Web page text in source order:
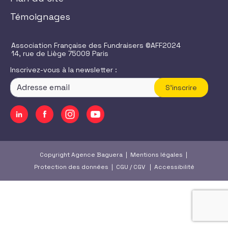
Témoignages
Association Française des Fundraisers ©AFF2024
14, rue de Liège 75009 Paris
Inscrivez-vous à la newsletter :
S'inscrire
Copyright Agence Baguera | Mentions légales |
Protection des données | CGU /CGV| Accessibilité